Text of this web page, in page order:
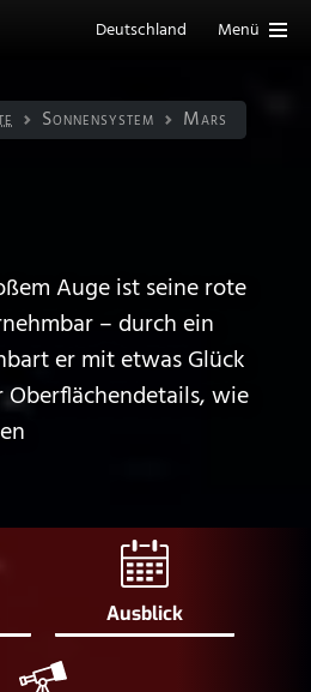
Deutschland Menü
Sonnen­system Mars
Auge ist seine rote
– durch ein
er mit etwas Glück
Oberflächendetails, wie
Ausblick